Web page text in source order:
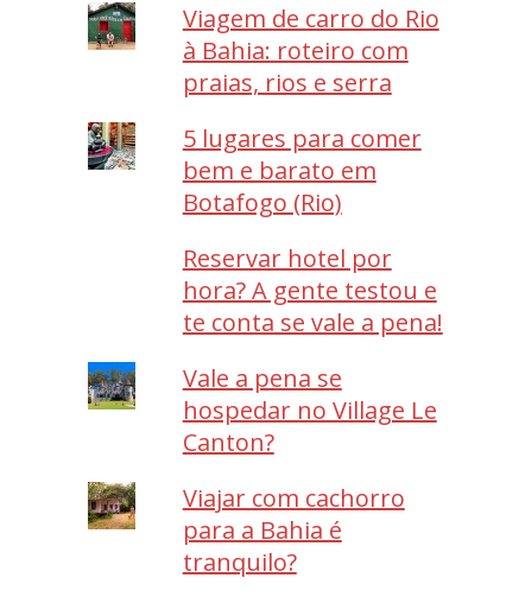
Viagem de carro do Rio
à Bahia: roteiro com
praias, rios e serra
5 lugares para comer
bem e barato em
Botafogo (Rio)
Reservar hotel por
hora? A gente testou e
te conta se vale a pena!
Vale a pena se
hospedar no Village Le
Canton?
Viajar com cachorro
para a Bahia é
tranquilo?